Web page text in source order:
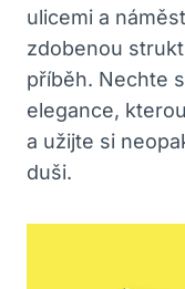
ulicemi a
zdobenou
příběh. Nechte
elegance,
a užijte si
duši.